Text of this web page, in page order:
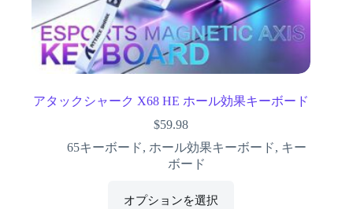
アタックシャーク X68 HE ホール効果キーボード
$59.98
65キーボード,ホール効果キーボード, キー
ボード
オプションを選択